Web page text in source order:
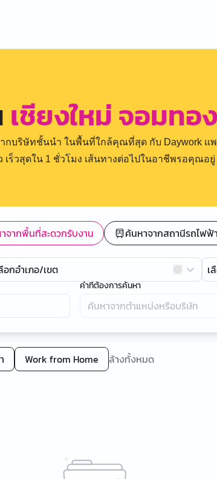
เชียงใหม่ จอมท
กบริษัทชั้นนำ ในพื้นที่ใกล้คุณที่สุด กับ Daywork แ
เร็วสุดใน 1 ชั่วโมง เส้นทางต่อไปในอาชีพรอคุณอยู่
จากพื้นที่สะดวกรับงาน ค้นหาจากสถานีรถไฟฟ้า
อกอำเภอ/เขต เ
คำที่ต้องการค้นหา
Work from Home ล้างทั้งหมด